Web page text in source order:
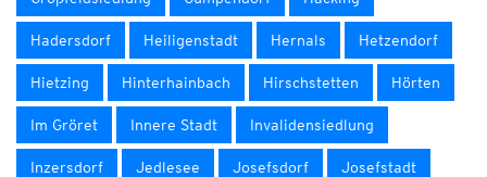
Hadersdorf Heiligenstadt Hernals Hetzendorf
Hietzing Hinterhainbach Hirschstetten Hörten
Im Gröret Innere Stadt Invalidensiedlung
Inzersdorf Jedlesee Josefsdorf Josefstadt